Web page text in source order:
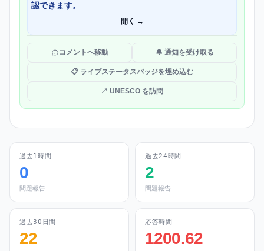
認できます。
開く →
コメントへ移動 🔔 通知を受け取る
📋 ライブステータスバッジを埋め込む
↗ UNESCO を訪問
過去1時間
0
問題報告
過去24時間
2
問題報告
過去30日間
22
応答時間
1200.62